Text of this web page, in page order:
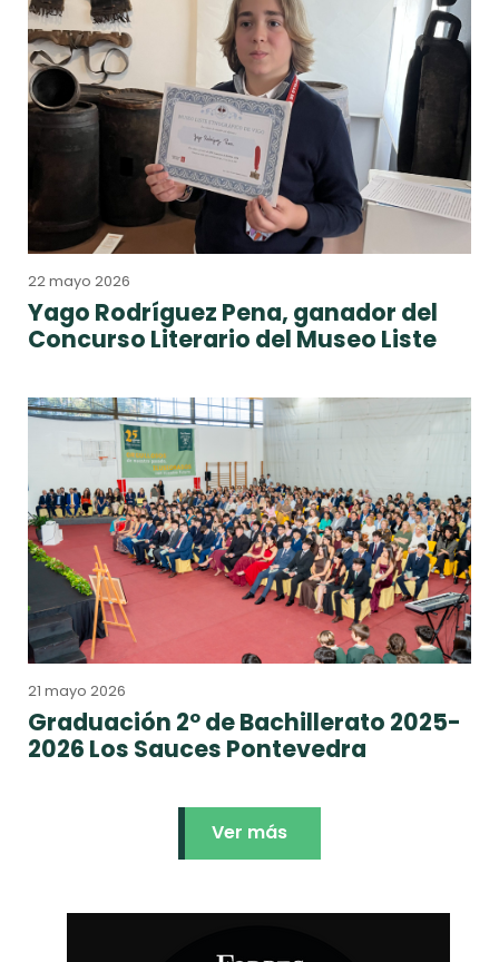
22 mayo 2026
Yago Rodríguez Pena, ganador del
Concurso Literario del Museo Liste
21 mayo 2026
Graduación 2º de Bachillerato 2025-
2026 Los Sauces Pontevedra
Ver más